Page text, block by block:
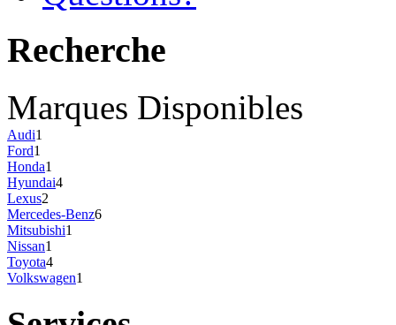
Recherche
Marques Disponibles
Audi1
Ford1
Honda1
Hyundai4
Lexus2
Mercedes-Benz6
Mitsubishi1
Nissan1
Toyota4
Volkswagen1